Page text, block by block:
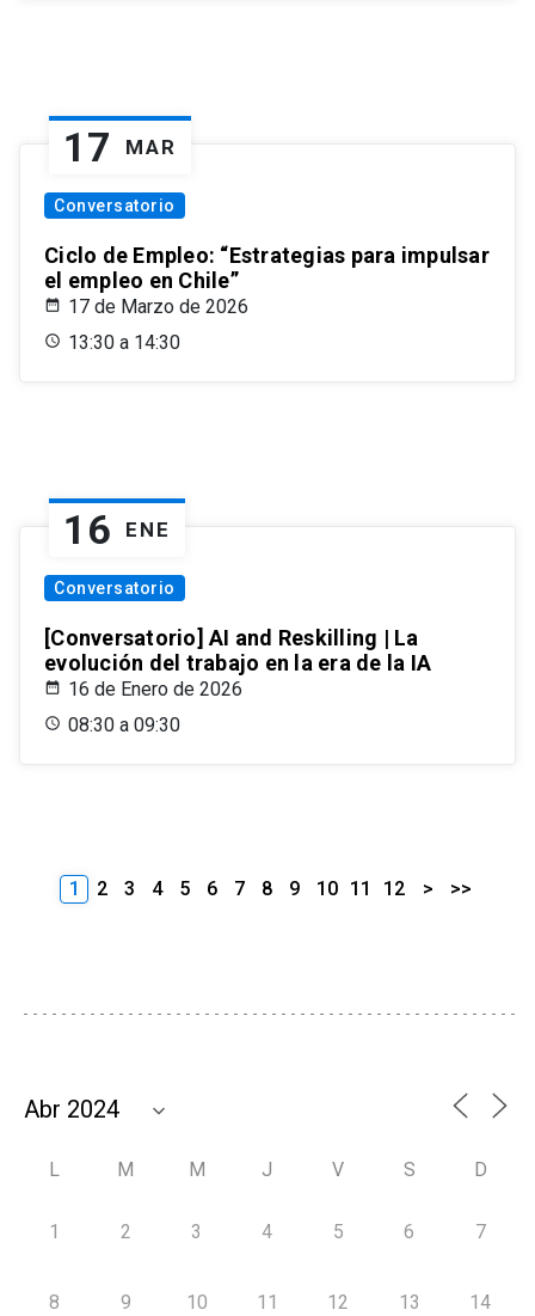
17 MAR
Conversatorio
Ciclo de Empleo: “Estrategias para impulsar
el empleo en Chile”
17 de Marzo de 2026
13:30 a 14:30
16 ENE
Conversatorio
[Conversatorio] AI and Reskilling | La
evolución del trabajo en la era de la IA
16 de Enero de 2026
08:30 a 09:30
1 2 3 4 5 6 7 8 9 10 11 12 > >>
L M M J V S D
1 2 3 4 5 6 7
8 9 10 11 12 13 14